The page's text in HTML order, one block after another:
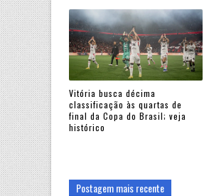
Vitória busca décima
classificação às quartas de
final da Copa do Brasil; veja
histórico
Postagem mais recente